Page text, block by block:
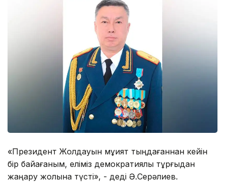
«Президент Жолдауын мұқият тыңдағаннан кейін
бір байқағаным, еліміз демократиялық тұрғыдан
жаңару жолына түсті», - деді Ә.Серәлиев.